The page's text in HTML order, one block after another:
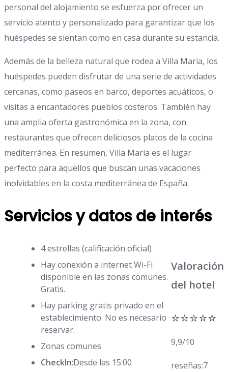
personal del alojamiento se esfuerza por ofrecer un
servicio atento y personalizado para garantizar que los
huéspedes se sientan como en casa durante su estancia.
Además de la belleza natural que rodea a Villa Maria, los
huéspedes pueden disfrutar de una serie de actividades
cercanas, como paseos en barco, deportes acuáticos, o
visitas a encantadores pueblos costeros. También hay
una amplia oferta gastronómica en la zona, con
restaurantes que ofrecen deliciosos platos de la cocina
mediterránea. En resumen, Villa Maria es el lugar
perfecto para aquellos que buscan unas vacaciones
inolvidables en la costa mediterránea de España.
Servicios y datos de interés
4 estrellas (calificación oficial)
Hay conexión a internet Wi-Fi
disponible en las zonas comunes.
Gratis.
Hay parking gratis privado en el
establecimiento. No es necesario
reservar.
Zonas comunes
CheckIn:Desde las 15:00
Valoración
del hotel
⭐⭐⭐⭐⭐
9,9/10
reseñas:7